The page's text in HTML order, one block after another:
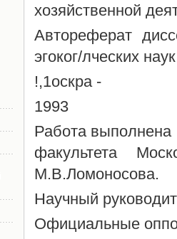
хозяйственной
Автореферат
эгоког/лческих наук
!,1оскра -
1993
Работа выполнена
факультета
М.В.Ломоносова.
Научный
Официальные